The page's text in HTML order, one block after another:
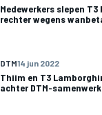
Medewerkers slepen
rechter wegens
DTM14 jun 2022
Thiim en T3
achter DTM-